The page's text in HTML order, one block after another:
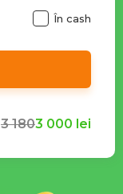
În cash
3 1803 000 lei